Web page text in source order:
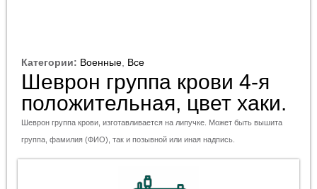
Категории: Военные Все
Шеврон группа крови 4-я
положительная, цвет хаки.
Шеврон группа крови, изготавливается на липучке. Может быть вышита
группа, фамилия (ФИО), так и позывной или иная надпись.